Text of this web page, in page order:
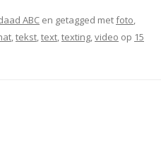
ABC en getagged metfoto,
,tekst,text,texting,video op 15